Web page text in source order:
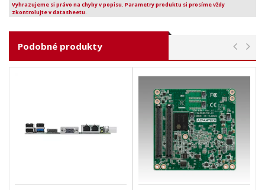
Vyhrazujeme si právo na chyby v popisu. Parametry produktu si prosíme vždy
zkontrolujte v datasheetu.
Podobné produkty